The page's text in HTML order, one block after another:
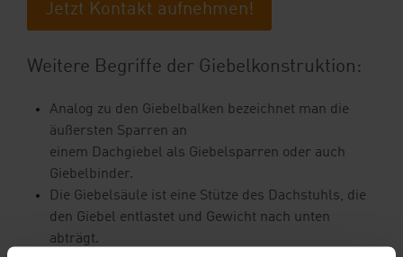
Jetzt Kontakt aufnehmen!
Weitere Begriffe der Giebelkonstruktion:
Analog zu den Giebelbalken bezeichnet man die
äußersten Sparren an
einem Dachgiebel als Giebelsparren oder auch
Giebelbinder.
Die Giebelsäule ist eine Stütze des Dachstuhls, die
den Giebel entlastet und Gewicht nach unten
abträgt.